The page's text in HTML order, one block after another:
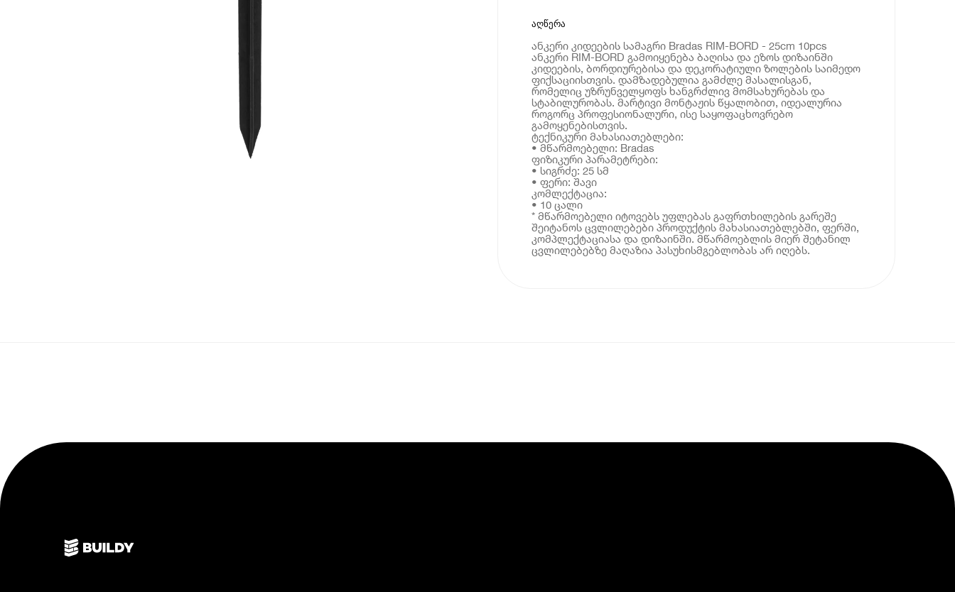
აღწერა
ანკერი კიდეების სამაგრი Bradas RIM-BORD - 25cm 10pcs
ანკერი RIM-BORD გამოიყენება ბაღისა და ეზოს დიზაინში
კიდეების, ბორდიურებისა და დეკორატიული ზოლების საიმედო
ფიქსაციისთვის. დამზადებულია გამძლე მასალისგან,
რომელიც უზრუნველყოფს ხანგრძლივ მომსახურებას და
სტაბილურობას. მარტივი მონტაჟის წყალობით, იდეალურია
როგორც პროფესიონალური, ისე საყოფაცხოვრებო
გამოყენებისთვის.
ტექნიკური მახასიათებლები:
• მწარმოებელი: Bradas
ფიზიკური პარამეტრები:
• სიგრძე: 25 სმ
• ფერი: შავი
კომლექტაცია:
• 10 ცალი
* მწარმოებელი იტოვებს უფლებას გაფრთხილების გარეშე
შეიტანოს ცვლილებები პროდუქტის მახასიათებლებში, ფერში,
კომპლექტაციასა და დიზაინში. მწარმოებლის მიერ შეტანილ
ცვლილებებზე მაღაზია პასუხისმგებლობას არ იღებს.